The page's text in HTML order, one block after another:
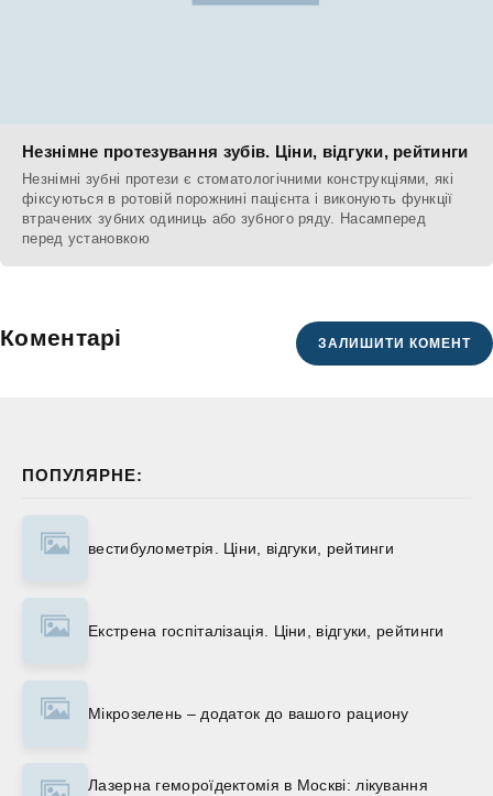
ПОПУЛЯРНЕ:
вестибулометрія. Ціни, відгуки, рейтинги
Екстрена госпіталізація. Ціни, відгуки, рейтинги
Мікрозелень – додаток до вашого рациону
Лазерна гемороїдектомія в Москві: лікування
Незнімне протезування зубів. Ціни, відгуки, рейтинги
Незнімні зубні протези є стоматологічними конструкціями, які
фіксуються в ротовій порожнині пацієнта і виконують функції
втрачених зубних одиниць або зубного ряду. Насамперед
перед установкою
Коментарі ЗАЛИШИТИ КОМЕНТ